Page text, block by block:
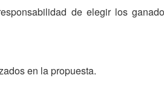
de elegir los
en la propuesta.